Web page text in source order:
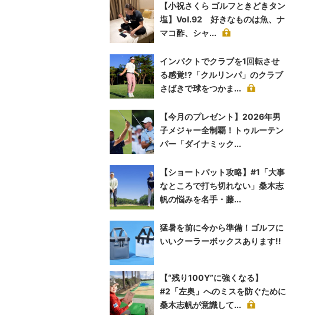
【小祝さくら ゴルフときどきタン
塩】Vol.92 好きなものは魚、ナ
マコ酢、シャ...
インパクトでクラブを1回転させ
る感覚!?「クルリンパ」のクラブ
さばきで球をつかま...
【今月のプレゼント】2026年男
子メジャー全制覇！トゥルーテン
パー「ダイナミック...
【ショートパット攻略】#1「大事
なところで打ち切れない」桑木志
帆の悩みを名手・藤...
猛暑を前に今から準備！ゴルフに
いいクーラーボックスあります!!
【“残り100Y”に強くなる】
#2「左奥」へのミスを防ぐために
桑木志帆が意識して...